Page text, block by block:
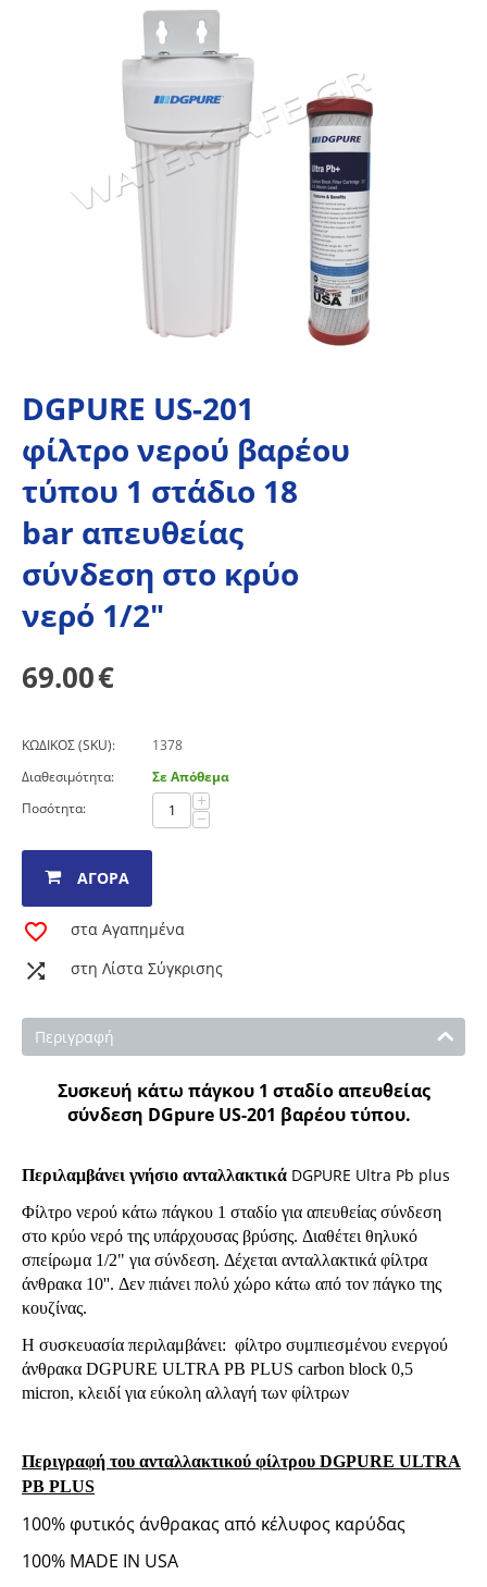
DGPURE US-201
φίλτρο νερού βαρέου
τύπου 1 στάδιο 18
bar απευθείας
σύνδεση στο κρύο
νερό 1/2"
69.00€
ΚΩΔΙΚΟΣ (SKU):
1378
Διαθεσιμότητα:
Σε Απόθεμα
Ποσότητα:
+
−
ΑΓΟΡΆ
στα Αγαπημένα
στη Λίστα Σύγκρισης
Περιγραφή
Συσκευή κάτω πάγκου 1 σταδίοαπευθείας
σύνδεση DGpure US-201 βαρέου τύπου.
Περιλαμβάνει γνήσιο ανταλλακτικά DGPURE Ultra Pb plus
Φίλτρο νερού κάτω πάγκου 1 σταδίο για απευθείας σύνδεση
στο κρύο νερό της υπάρχουσας βρύσης. Διαθέτει θηλυκό
σπείρωμα 1/2" για σύνδεση. Δέχεται ανταλλακτικά φίλτρα
άνθρακα 10''. Δεν πιάνει πολύ χώρο κάτω από τον πάγκο της
κουζίνας.
Η συσκευασία περιλαμβάνει: φίλτρο συμπιεσμένου ενεργού
άνθρακα DGPURE ULTRA PB PLUS carbon block 0,5
micron, κλειδί για εύκολη αλλαγή των φίλτρων
Περιγραφή του ανταλλακτικού φίλτρου DGPURE ULTRA
PB PLUS
100% φυτικός άνθρακας από κέλυφος καρύδας
100% MADE IN USA